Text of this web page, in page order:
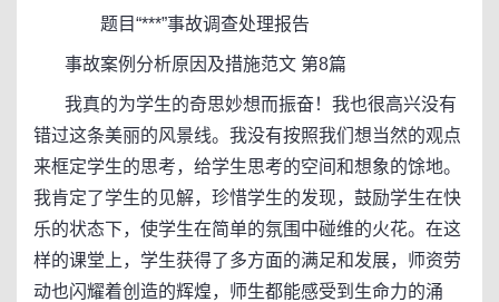
题目“***”事故调查处理报告
事故案例分析原因及措施范文 第8篇
我真的为学生的奇思妙想而振奋！我也很高兴没有
错过这条美丽的风景线。我没有按照我们想当然的观点
来框定学生的思考，给学生思考的空间和想象的馀地。
我肯定了学生的见解，珍惜学生的发现，鼓励学生在快
乐的状态下，使学生在简单的氛围中碰维的火花。在这
样的课堂上，学生获得了多方面的满足和发展，师资劳
动也闪耀着创造的辉煌，师生都能感受到生命力的涌